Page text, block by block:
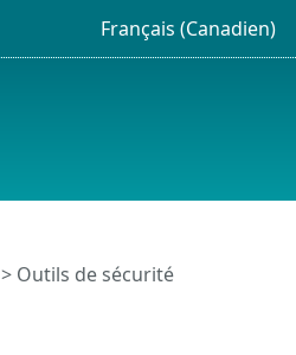
Français (Canadien)
> Outils de sécurité